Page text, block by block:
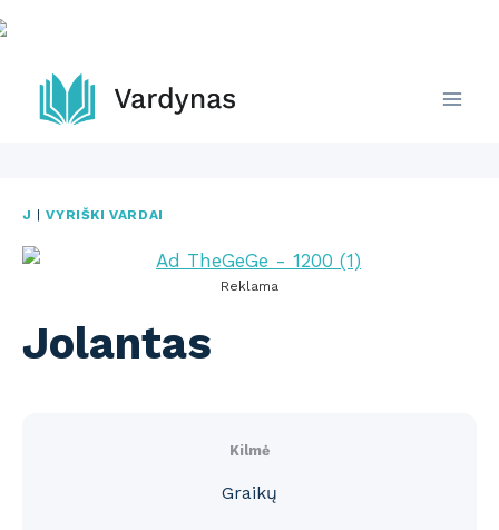
Skip
to
content
J |VYRIŠKI VARDAI
Reklama
Jolantas
Kilmė
Graikų